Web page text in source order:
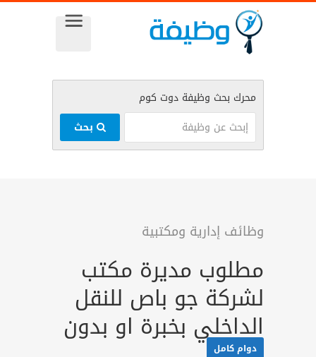
وظائف إدارية ومكتبية
مطلوب مديرة مكتب
لشركة جو باص للنقل
الداخلي بخبرة او بدون
دوام كامل